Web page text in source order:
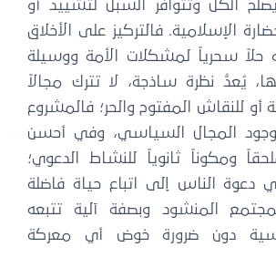
الكل وتتوافر السبل لتشييد أو
الإسلامية. فالتركيز على الأخلاق
حلاً سحرياً لمشكلات الأمة ووسيلة
يُعدُّ نظرة ساذجة، لا تترك مجالاً
أو للنقاش المفتوح والحر؛ فالمشروع
وجود المجال السياسي، وفي أحسن
ومكوناً ثانوياً للنشاط الدعوي؛
دعوة الناس إلى اتباع حياة فاضلة
المنشود وبصفة آلية تتبعه
دون ضرورة خوض أي معركة